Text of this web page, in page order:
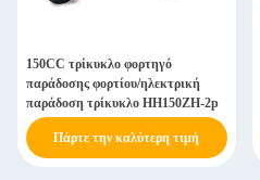
150CC τρίκυκλο φορτηγό
παράδοσης φορτίου/ηλεκτρική
παράδοση τρίκυκλο HH150ZH-2p
Πάρτε την καλύτερη τιμή